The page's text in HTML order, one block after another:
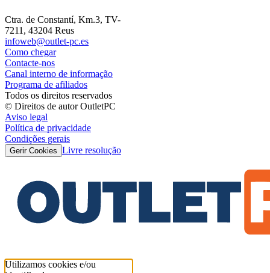
Ctra. de Constantí, Km.3, TV-
7211, 43204 Reus
infoweb@outlet-pc.es
Como chegar
Contacte-nos
Canal interno de informação
Programa de afiliados
Todos os direitos reservados
© Direitos de autor OutletPC
Aviso legal
Política de privacidade
Condições gerais
Gerir Cookies Livre resolução
Utilizamos cookies e/ou